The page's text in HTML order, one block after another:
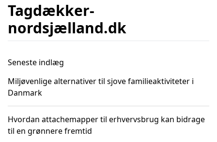
Tagdækker-
nordsjælland.dk
Seneste indlæg
Miljøvenlige alternativer til sjove familieaktiviteter i
Danmark
Hvordan attachemapper til erhvervsbrug kan bidrage
til en grønnere fremtid